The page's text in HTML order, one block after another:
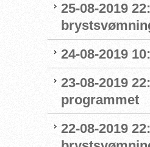
25-08-2019
24-08-2019
23-08-2019
programmet
22-08-2019